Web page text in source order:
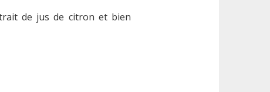
de jus de citron et bien